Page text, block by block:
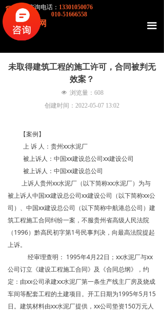
民商律师网 끀
뀰 律师咨询电话： 13301050076
010-51666558
创建时间： 2022-05-07 13:02
【案例】
上 诉 人：贵州xx水泥厂
被上诉人：中国xx建设总公司xx建设公司
被上诉人：中国xx建设总公司
上诉人贵州xx水泥厂（以下简称xx水泥厂）为与
被上诉人中国xx建设总公司xx建设公司（以下简称xx公
司）、中国xx建设总公司（以下简称中航港总公司）建
筑工程施工合同纠纷一案，不服贵州省高级人民法院
（1996）黔高民初字第1号民事判决，向最高法院提起
上诉。
经审理查明： 1995年4月22日；xx水泥厂与xx
公司订立《建设工程施工合同》及《合同总纲》，约
定：由xx公司承建xx水泥厂第一条生产线主厂房及烧成
车间等配套工程的土建项目。开工日期为1995年5月15
日。建筑材料由xx水泥厂提供，xx公司垫资150万元人
未取得建筑工程的施工许可，合同被判无
效案？
넶 浏览量： 608